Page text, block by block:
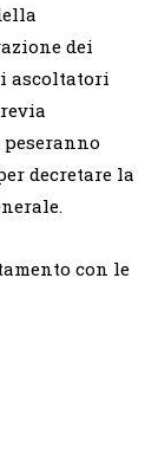
dei
ascoltatori
decretare la
con le